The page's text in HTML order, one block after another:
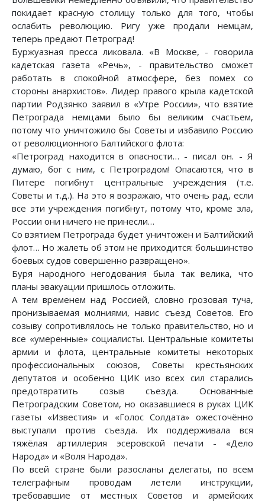
покидает красную столицу только для того, чтобы
ослабить революцию. Ригу уже продали немцам,
теперь предают Петроград!
Буржуазная пресса ликовала. «В Москве, - говорила
кадетская газета «Речь», - правительство сможет
работать в спокойной атмосфере, без помех со
стороны анархистов». Лидер правого крыла кадетской
партии Родзянко заявил в «Утре России», что взятие
Петрограда немцами было бы великим счастьем,
потому что уничтожило бы Советы и избавило Россию
от революционного Балтийского флота:
«Петроград находится в опасности… - писал он. - Я
думаю, бог с ним, с Петроградом! Опасаются, что в
Питере погибнут центральные учреждения (т.е.
Советы и т.д.). На это я возражаю, что очень рад, если
все эти учреждения погибнут, потому что, кроме зла,
России они ничего не принесли…
Со взятием Петрограда будет уничтожен и Балтийский
флот… Но жалеть об этом не приходится: большинство
боевых судов совершенно развращено».
Буря народного негодования была так велика, что
планы эвакуации пришлось отложить.
А тем временем над Россией, словно грозовая туча,
пронизываемая молниями, навис съезд Советов. Его
созыву сопротивлялось не только правительство, но и
все «умеренные» социалисты. Центральные комитеты
армии и флота, центральные комитеты некоторых
профессиональных союзов, Советы крестьянских
депутатов и особенно ЦИК изо всех сил старались
предотвратить созыв съезда. Основанные
Петроградским Советом, но оказавшиеся в руках ЦИК
газеты «Известия» и «Голос Солдата» ожесточённо
выступали против съезда. Их поддерживала вся
тяжёлая артиллерия эсеровской печати - «Дело
Народа» и «Воля Народа».
По всей стране были разосланы делегаты, по всем
телеграфным проводам летели инструкции,
требовавшие от местных Советов и армейских